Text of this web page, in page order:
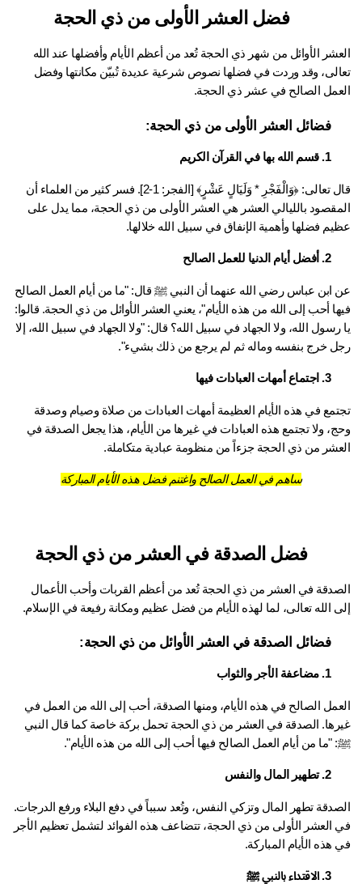
فضل العشر الأولى من ذي الحجة
العشر الأوائل من شهر ذي الحجة تُعد من أعظم الأيام وأفضلها عند الله
تعالى، وقد وردت في فضلها نصوص شرعية عديدة تُبيّن مكانتها وفضل
الصالح في عشر ذي الحجة.
فضائل العشر الأولى من ذي الحجة:
قال تعالى: ﴿وَالْفَجْرِ * وَلَيَالٍ عَشْرٍ﴾ [الفجر: 1-2]. فسر كثير من العلماء أن
المقصود بالليالي العشر هي العشر الأولى من ذي الحجة، مما يدل على
فضلها وأهمية الإنفاق في سبيل الله خلالها.
عن ابن عباس رضي الله عنهما أن النبي ﷺ قال: "ما من أيام العمل الصالح
فيها أحب إلى الله من هذه الأيام"، يعني العشر الأوائل من ذي الحجة. قالوا:
يا رسول الله، ولا الجهاد في سبيل الله؟ قال: "ولا الجهاد في سبيل الله، إلا
خرج بنفسه وماله ثم لم يرجع من ذلك بشيء".
تجتمع في هذه الأيام العظيمة أمهات العبادات من صلاة وصيام وصدقة
وحج، ولا تجتمع هذه العبادات في غيرها من الأيام، هذا يجعل الصدقة في
من ذي الحجة جزءاً من منظومة عبادية متكاملة.
ساهم في العمل الصالح واغتنم فضل هذه الأيام المباركة
فضل الصدقة في العشر من ذي الحجة
الصدقة في العشر من ذي الحجة تُعد من أعظم القربات وأحب الأعمال
الله تعالى، لما لهذه الأيام من فضل عظيم ومكانة رفيعة في الإسلام.
فضائل الصدقة في العشر الأوائل من ذي الحجة:
العمل الصالح في هذه الأيام، ومنها الصدقة، أحب إلى الله من العمل في
الصدقة في العشر من ذي الحجة
تحمل بركة خاصة كما قال النبي
من أيام العمل الصالح فيها أحب إلى الله من هذه الأيام".
الصدقة تطهر المال وتزكي النفس، وتُعد سبباً في دفع البلاء ورفع الدرجات.
في العشر الأولى من ذي الحجة، تتضاعف هذه الفوائد لتشمل تعظيم الأجر
هذه الأيام المباركة.